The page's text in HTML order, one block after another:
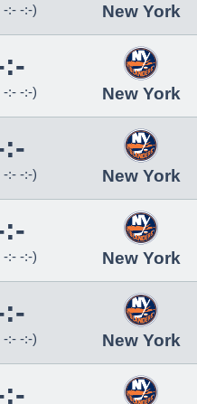
-:- -:-) New York
:-
-:- -:-) New York
:-
-:- -:-) New York
:-
-:- -:-) New York
:-
-:- -:-) New York
:-